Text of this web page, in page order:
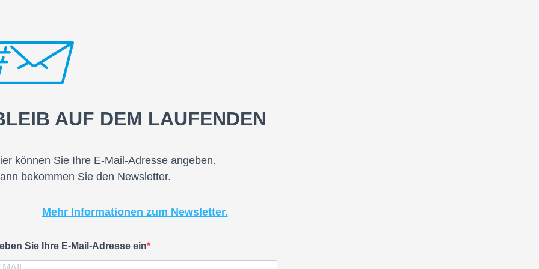
AUF DEM LAUFENDEN
können Sie Ihre E-Mail-Adresse angeben.
bekommen Sie den Newsletter.
Mehr Informationen zum Newsletter.
Sie Ihre E-Mail-Adresse ein